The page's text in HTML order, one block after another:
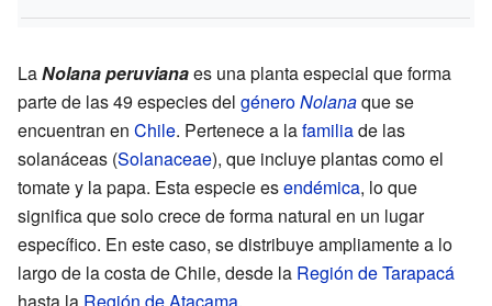
LaNolana peruvianaes una planta especial que forma
parte de las 49 especies del géneroNolanaque se
encuentran en Chile. Pertenece a lafamiliade las
solanáceas (Solanaceae), que incluye plantas como el
tomate y la papa. Esta especie esendémica, lo que
significa que solo crece de forma natural en un lugar
específico. En este caso, se distribuye ampliamente a lo
largo de la costa de Chile, desde la Región de Tarapacá
hasta la Región de Atacama.